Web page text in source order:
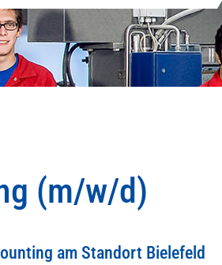
(m/w/d)
am Standort Bielefeld